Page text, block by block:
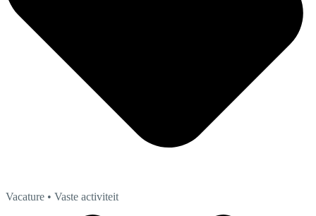
Vacature • Vaste activiteit